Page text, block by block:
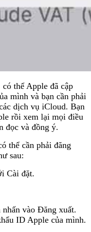
thể Apple đã cập
mình và bạn cần phải
dịch vụ iCloud. Bạn
rồi xem lại mọi điều
đọc và đồng ý.
thể cần phải đăng
sau:
Cài đặt.
vào Đăng xuất.
ID Apple của mình.